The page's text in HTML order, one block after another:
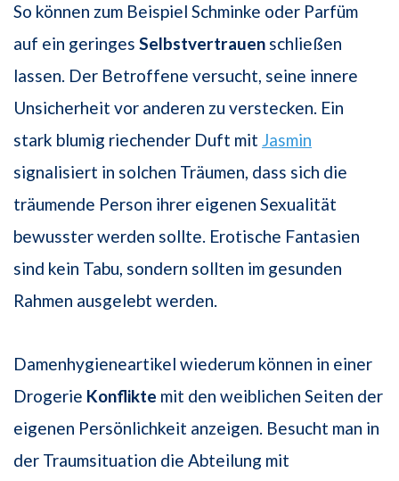
So können zum Beispiel Schminke oder Parfüm
auf ein geringes Selbstvertrauen schließen
lassen. Der Betroffene versucht, seine innere
Unsicherheit vor anderen zu verstecken. Ein
stark blumig riechender Duft mit Jasmin
signalisiert in solchen Träumen, dass sich die
träumende Person ihrer eigenen Sexualität
bewusster werden sollte. Erotische Fantasien
sind kein Tabu, sondern sollten im gesunden
Rahmen ausgelebt werden.
Damenhygieneartikel wiederum können in einer
Drogerie Konflikte mit den weiblichen Seiten der
eigenen Persönlichkeit anzeigen. Besucht man in
der Traumsituation die Abteilung mit